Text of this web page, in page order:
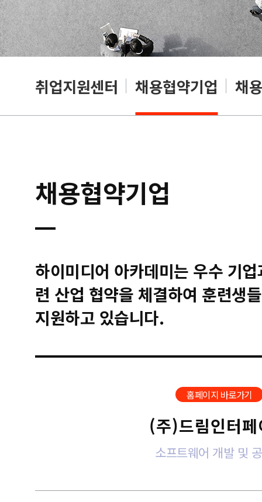
취업지원센터 채용협약기업 채
채용협약기업
하이미디어 아카데미는 우수 기
련 산업 협약을 체결하여 훈련생
지원하고 있습니다.
홈페이지 바로가기
(주)드림인터
소프트웨어 개발 및